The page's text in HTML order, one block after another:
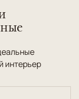
интерьер